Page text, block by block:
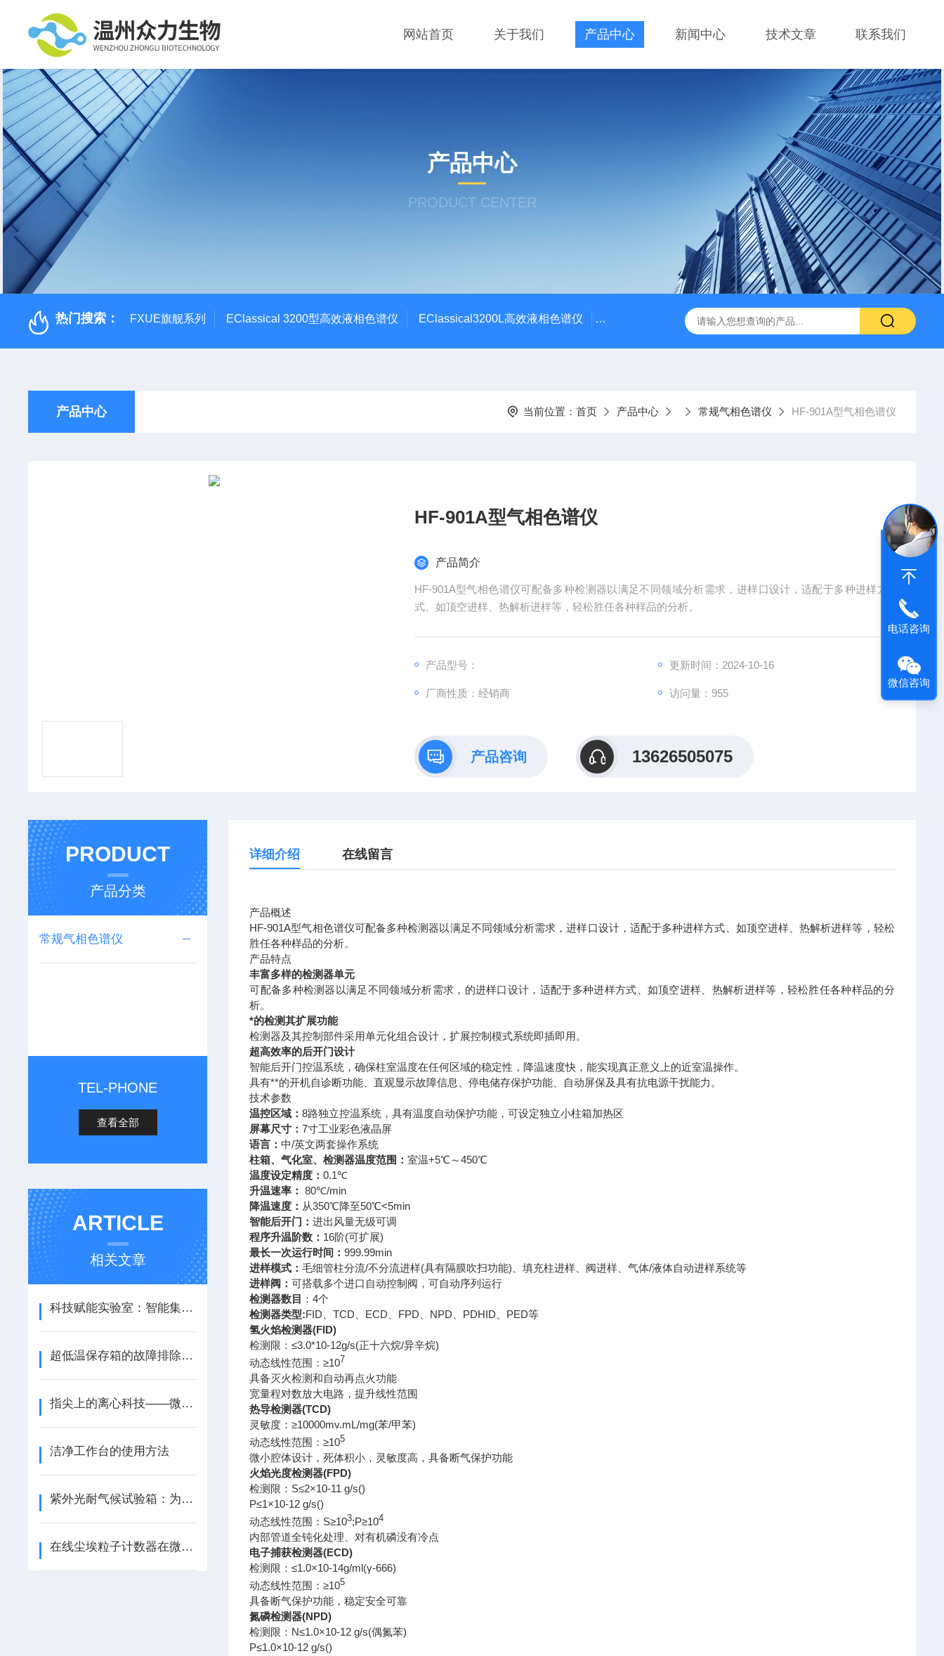
网站首页 关于我们 产品中心 新闻中心 技术文章 联系我们
产品中心
PRODUCT CENTER
热门搜索： FXUE旗舰系列 EClassical 3200型高效液相色谱仪 EClassical3200L高效液相色谱仪 MB系列 FED卓然系列 FEUS卓然系列 MFB系列 ICM-
产品中心 当前位置： 首页 产品中心 常规气相色谱仪 HF-901A型气相色谱仪
HF-901A型气相色谱仪
产品简介
HF-901A型气相色谱仪可配备多种检测器以满足不同领域分析需求，进样口设计，适配于多种进样方
式、如顶空进样、热解析进样等，轻松胜任各种样品的分析。
产品型号： 更新时间：2024-10-16
厂商性质：经销商 访问量：955
产品咨询 13626505075
PRODUCT
产品分类
常规气相色谱仪
TEL-PHONE
查看全部
ARTICLE
相关文章
科技赋能实验室：智能集菌仪，微生物检测的智慧之选
超低温保存箱的故障排除分析
指尖上的离心科技——微孔板迷你离心机，精准操控每一滴样本
洁净工作台的使用方法
紫外光耐气候试验箱：为产品质量把关，守护耐候防线
在线尘埃粒子计数器在微尘污染监控中的全面应用解析
详细介绍 在线留言
产品概述
HF-901A型气相色谱仪可配备多种检测器以满足不同领域分析需求，进样口设计，适配于多种进样方式、如顶空进样、热解析进样等，轻松
胜任各种样品的分析。
产品特点
丰富多样的检测器单元
可配备多种检测器以满足不同领域分析需求，的进样口设计，适配于多种进样方式、如顶空进样、热解析进样等，轻松胜任各种样品的分
析。
*的检测其扩展功能
检测器及其控制部件采用单元化组合设计，扩展控制模式系统即插即用。
超高效率的后开门设计
智能后开门控温系统，确保柱室温度在任何区域的稳定性，降温速度快，能实现真正意义上的近室温操作。
具有**的开机自诊断功能、直观显示故障信息、停电储存保护功能、自动屏保及具有抗电源干扰能力。
技术参数
温控区域：8路独立控温系统，具有温度自动保护功能，可设定独立小柱箱加热区
屏幕尺寸：7寸工业彩色液晶屏
语言：中/英文两套操作系统
柱箱、气化室、检测器温度范围：室温+5℃～450℃
温度设定精度：0.1℃
升温速率：80℃/min
降温速度： 从350℃降至50℃<5min
智能后开门：进出风量无级可调
程序升温阶数： 16阶(可扩展)
最长一次运行时间：999.99min
进样模式：毛细管柱分流/不分流进样(具有隔膜吹扫功能)、填充柱进样、阀进样、气体/液体自动进样系统等
进样阀：可搭载多个进口自动控制阀，可自动序列运行
检测器数目 ：4个
检测器类型:FID、TCD、ECD、FPD、NPD、PDHID、PED等
氢火焰检测器(FID)
检测限：≤3.0*10-12g/s(正十六烷/异辛烷)
动态线性范围：≥107
具备灭火检测和自动再点火功能
宽量程对数放大电路，提升线性范围
热导检测器(TCD)
灵敏度：≥10000mv.mL/mg(苯/甲苯)
动态线性范围：≥105
微小腔体设计，死体积小，灵敏度高，具备断气保护功能
火焰光度检测器(FPD)
检测限：S≤2×10-11 g/s()
P≤1×10-12 g/s()
动态线性范围：S≥103;P≥104
内部管道全钝化处理、对有机磷没有冷点
电子捕获检测器(ECD)
检测限：≤1.0×10-14g/ml(γ-666)
动态线性范围：≥105
具备断气保护功能，稳定安全可靠
氮磷检测器(NPD)
检测限：N≤1.0×10-12 g/s(偶氮苯)
P≤1.0×10-12 g/s()
电话咨询
微信咨询